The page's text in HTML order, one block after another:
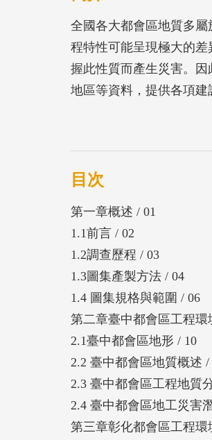
全國各大都會區地質多
程特性可能呈現極大的
握此性質而產生災害。
地區等資料，提供各項建
目次
第一章概述 / 01
1.1前言 / 02
1.2調查歷程 / 03
1.3圖集產製方法 / 04
1.4 圖集規格與範圍 / 06
第二章臺中都會區工程環
2.1臺中都會區地形 / 10
2.2 臺中都會區地質概述 /
2.3 臺中都會區工程地質
2.4 臺中都會區地工災害
第三章彰化都會區工程環